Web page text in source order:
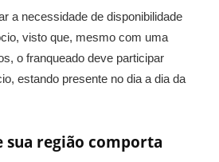
a necessidade de disponibilidade
visto que, mesmo com uma
o franqueado deve participar
estando presente no dia a dia da
sua região comporta